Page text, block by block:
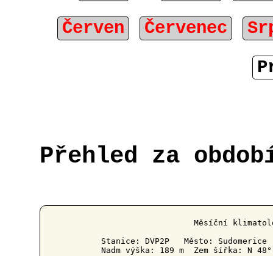
Červen
Červenec
Přehled za
Měsíční
Stanice: DVP2P   Město:
Nadm výška: 189 m  Zem šířka: N